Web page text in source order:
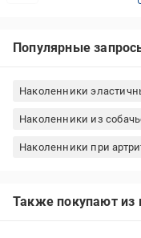
Популярные
Наколенники
Наколенники из
Наколенники при
Также покупают из